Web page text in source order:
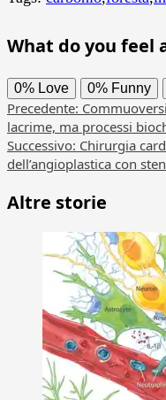
What do you feel
0% Love 0% Funny
Navigazione
articolo
Precedente:
lacrime, ma processi
Successivo: Chirurgia
dell’angioplastica con
Altre storie